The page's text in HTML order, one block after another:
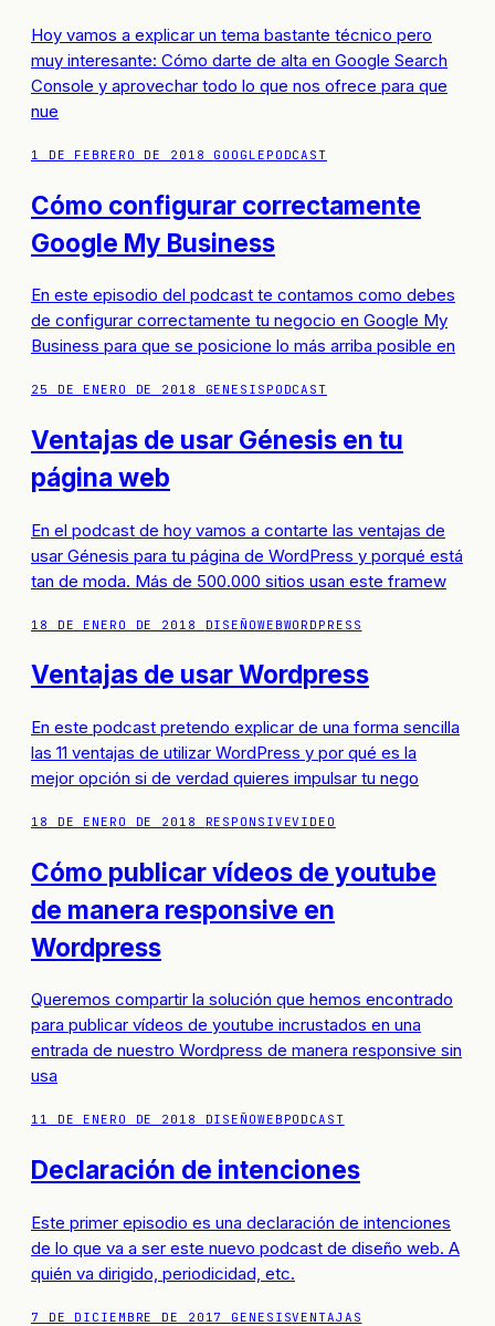
Hoy vamos a explicar un tema bastante técnico pero
muy interesante: Cómo darte de alta en Google Search
Console y aprovechar todo lo que nos ofrece para que
nue
1 DE FEBRERO DE 2018 GOOGLE PODCAST
Cómo configurar correctamente
Google My Business
En este episodio del podcast te contamos como debes
de configurar correctamente tu negocio en Google My
Business para que se posicione lo más arriba posible en
25 DE ENERO DE 2018 GENESIS PODCAST
Ventajas de usar Génesis en tu
página web
En el podcast de hoy vamos a contarte las ventajas de
usar Génesis para tu página de WordPress y porqué está
tan de moda. Más de 500.000 sitios usan este framew
18 DE ENERO DE 2018 DISEÑOWEBWORDPRESS
Ventajas de usar Wordpress
En este podcast pretendo explicar de una forma sencilla
las 11 ventajas de utilizar WordPress y por qué es la
mejor opción si de verdad quieres impulsar tu nego
18 DE ENERO DE 2018 RESPONSIVEVIDEO
Cómo publicar vídeos de youtube
de manera responsive en
Wordpress
Queremos compartir la solución que hemos encontrado
para publicar vídeos de youtube incrustados en una
entrada de nuestro Wordpress de manera responsive sin
usa
11 DE ENERO DE 2018 DISEÑOWEB PODCAST
Declaración de intenciones
Este primer episodio es una declaración de intenciones
de lo que va a ser este nuevo podcast de diseño web. A
quién va dirigido, periodicidad, etc.
7 DE DICIEMBRE DE 2017 GENESISVENTAJAS